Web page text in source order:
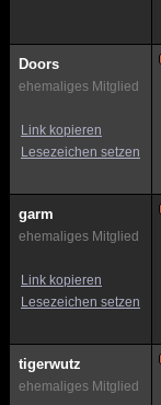
Doors
ehemaliges Mitglied
Link kopieren
Lesezeichen setzen
garm
ehemaliges Mitglied
Link kopieren
Lesezeichen setzen
tigerwutz
ehemaliges Mitglied